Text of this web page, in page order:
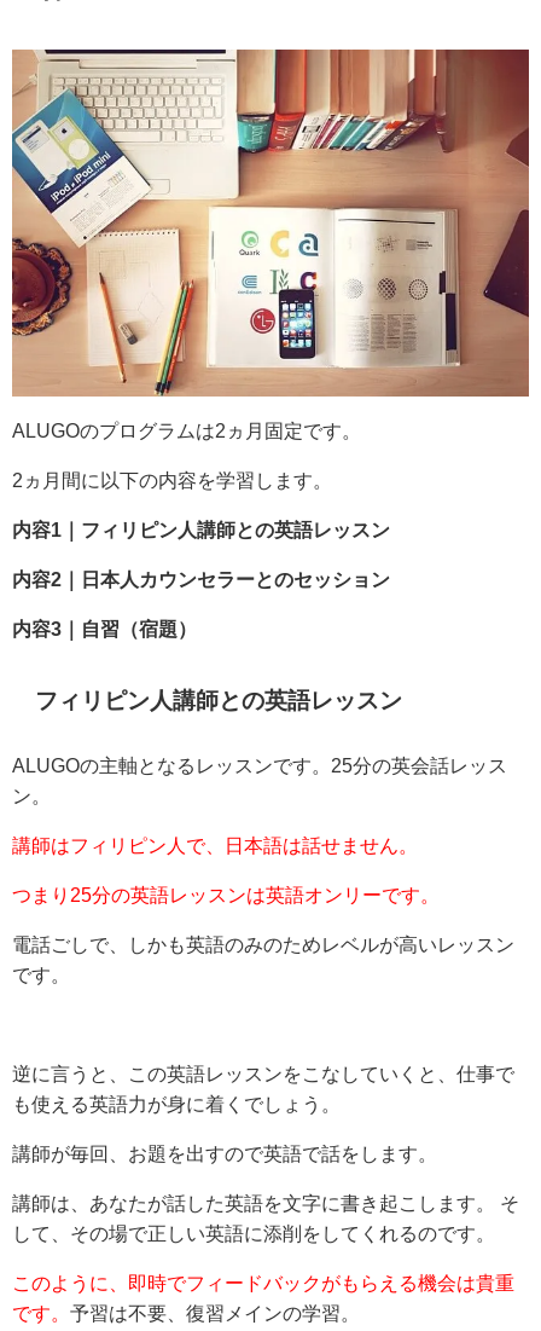
ALUGOのプログラムは2ヵ月固定です。
2ヵ月間に以下の内容を学習します。
内容1｜フィリピン人講師との英語レッスン
内容2｜日本人カウンセラーとのセッション
内容3｜自習（宿題）
フィリピン人講師との英語レッスン
ALUGOの主軸となるレッスンです。25分の英会話レッス
ン。
講師はフィリピン人で、日本語は話せません。
つまり25分の英語レッスンは英語オンリーです。
電話ごしで、しかも英語のみのためレベルが高いレッスン
です。
逆に言うと、この英語レッスンをこなしていくと、仕事で
も使える英語力が身に着くでしょう。
講師が毎回、お題を出すので英語で話をします。
講師は、あなたが話した英語を文字に書き起こします。 そ
して、その場で正しい英語に添削をしてくれるのです。
このように、即時でフィードバックがもらえる機会は貴重
です。 予習は不要、復習メインの学習。